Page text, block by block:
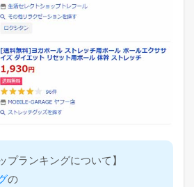
プランキングについて】
の